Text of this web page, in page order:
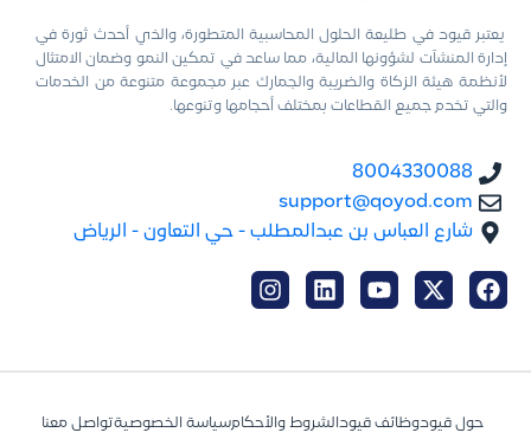
يعتبر قيود في طليعة الحلول المحاسبية المتطورة، والذي أحدث ثورة في
إدارة المنشآت لشؤونها المالية، مما ساعد في تمكين النمو وضمان الامتثال
لأنظمة هيئة الزكاة والضريبة والجمارك عبر مجموعة متنوعة من الخدمات
والتي تخدم جميع القطاعات بمختلف أحجامها وتنوعها.
8004330088
support@qoyod.com
شارع العباس بن عبدالمطلب - حي التعاون - الرياض
حول قيودوظائف قيود الشروط والأحكامسياسة الخصوصيةتواصل معنا